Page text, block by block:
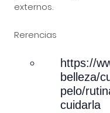
externos.
Rerencias
https://
belleza/
pelo/
cuidarla